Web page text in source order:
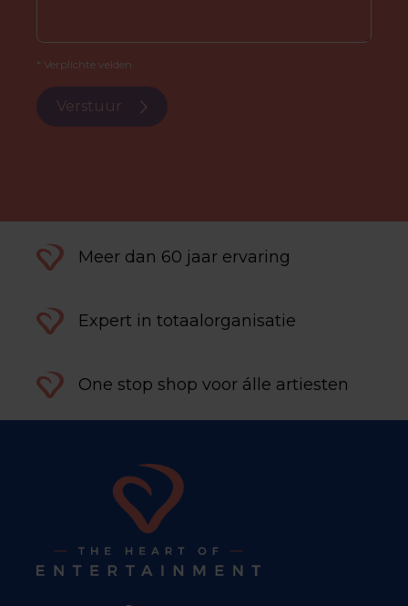
* Verplichte velden.
Verstuur
Meer dan 60 jaar ervaring
Expert in totaalorganisatie
One stop shop voor álle artiesten